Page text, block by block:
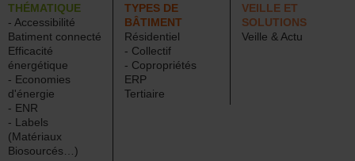
THÉMATIQUE
- Accessibilité
Batiment connecté
Efficacité
énergétique
- Economies
d'énergie
- ENR
- Labels
(Matériaux
Biosourcés…)
TYPES DE
BÂTIMENT
Résidentiel
- Collectif
- Copropriétés
ERP
Tertiaire
VEILLE ET
SOLUTIONS
Veille & Actu